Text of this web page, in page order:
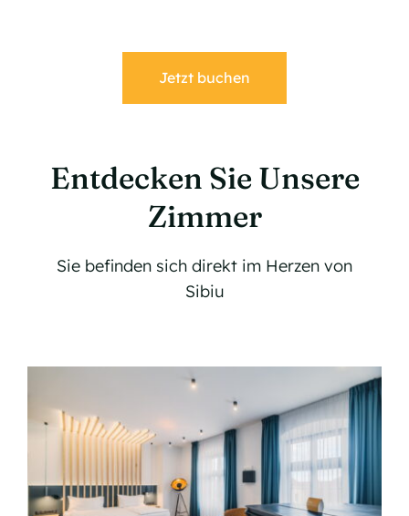
Jetzt buchen
Entdecken Sie Unsere
Zimmer
Sie befinden sich direkt im Herzen von
Sibiu